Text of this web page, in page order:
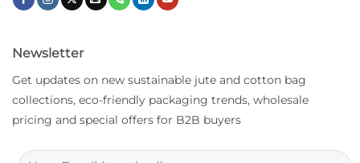
Newsletter
Get updates on new sustainable jute and cotton bag
collections, eco-friendly packaging trends, wholesale
pricing and special offers for B2B buyers